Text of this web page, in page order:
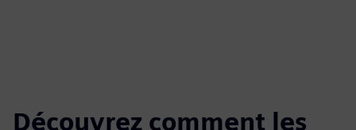
Découvrez comment les